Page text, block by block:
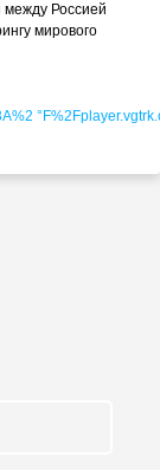
Россией
мирового
2 °F